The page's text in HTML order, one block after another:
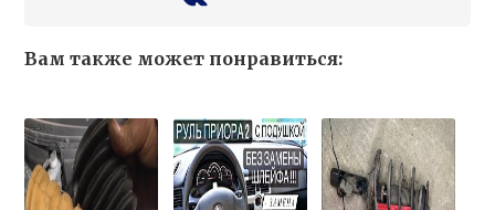
Вам также может понравиться: